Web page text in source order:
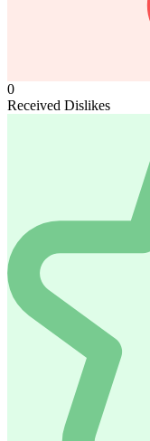
0
Received Dislikes